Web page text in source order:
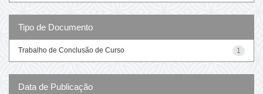
Tipo de Documento
1
Trabalho de Conclusão de Curso
Data de Publicação